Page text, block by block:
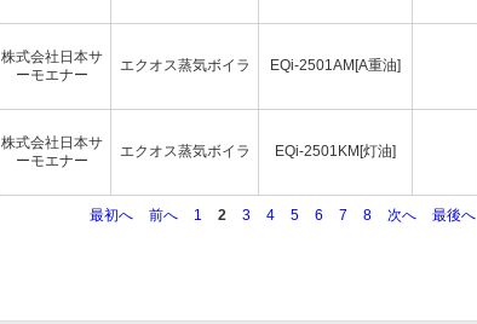
株式会社日本サ
ーモエナー
エクオス蒸気ボイラ EQi-2501AM[A重油]
株式会社日本サ
ーモエナー
エクオス蒸気ボイラ EQi-2501KM[灯油]
最初へ 前へ 1 2 3 4 5 6 7 8 次へ 最後へ